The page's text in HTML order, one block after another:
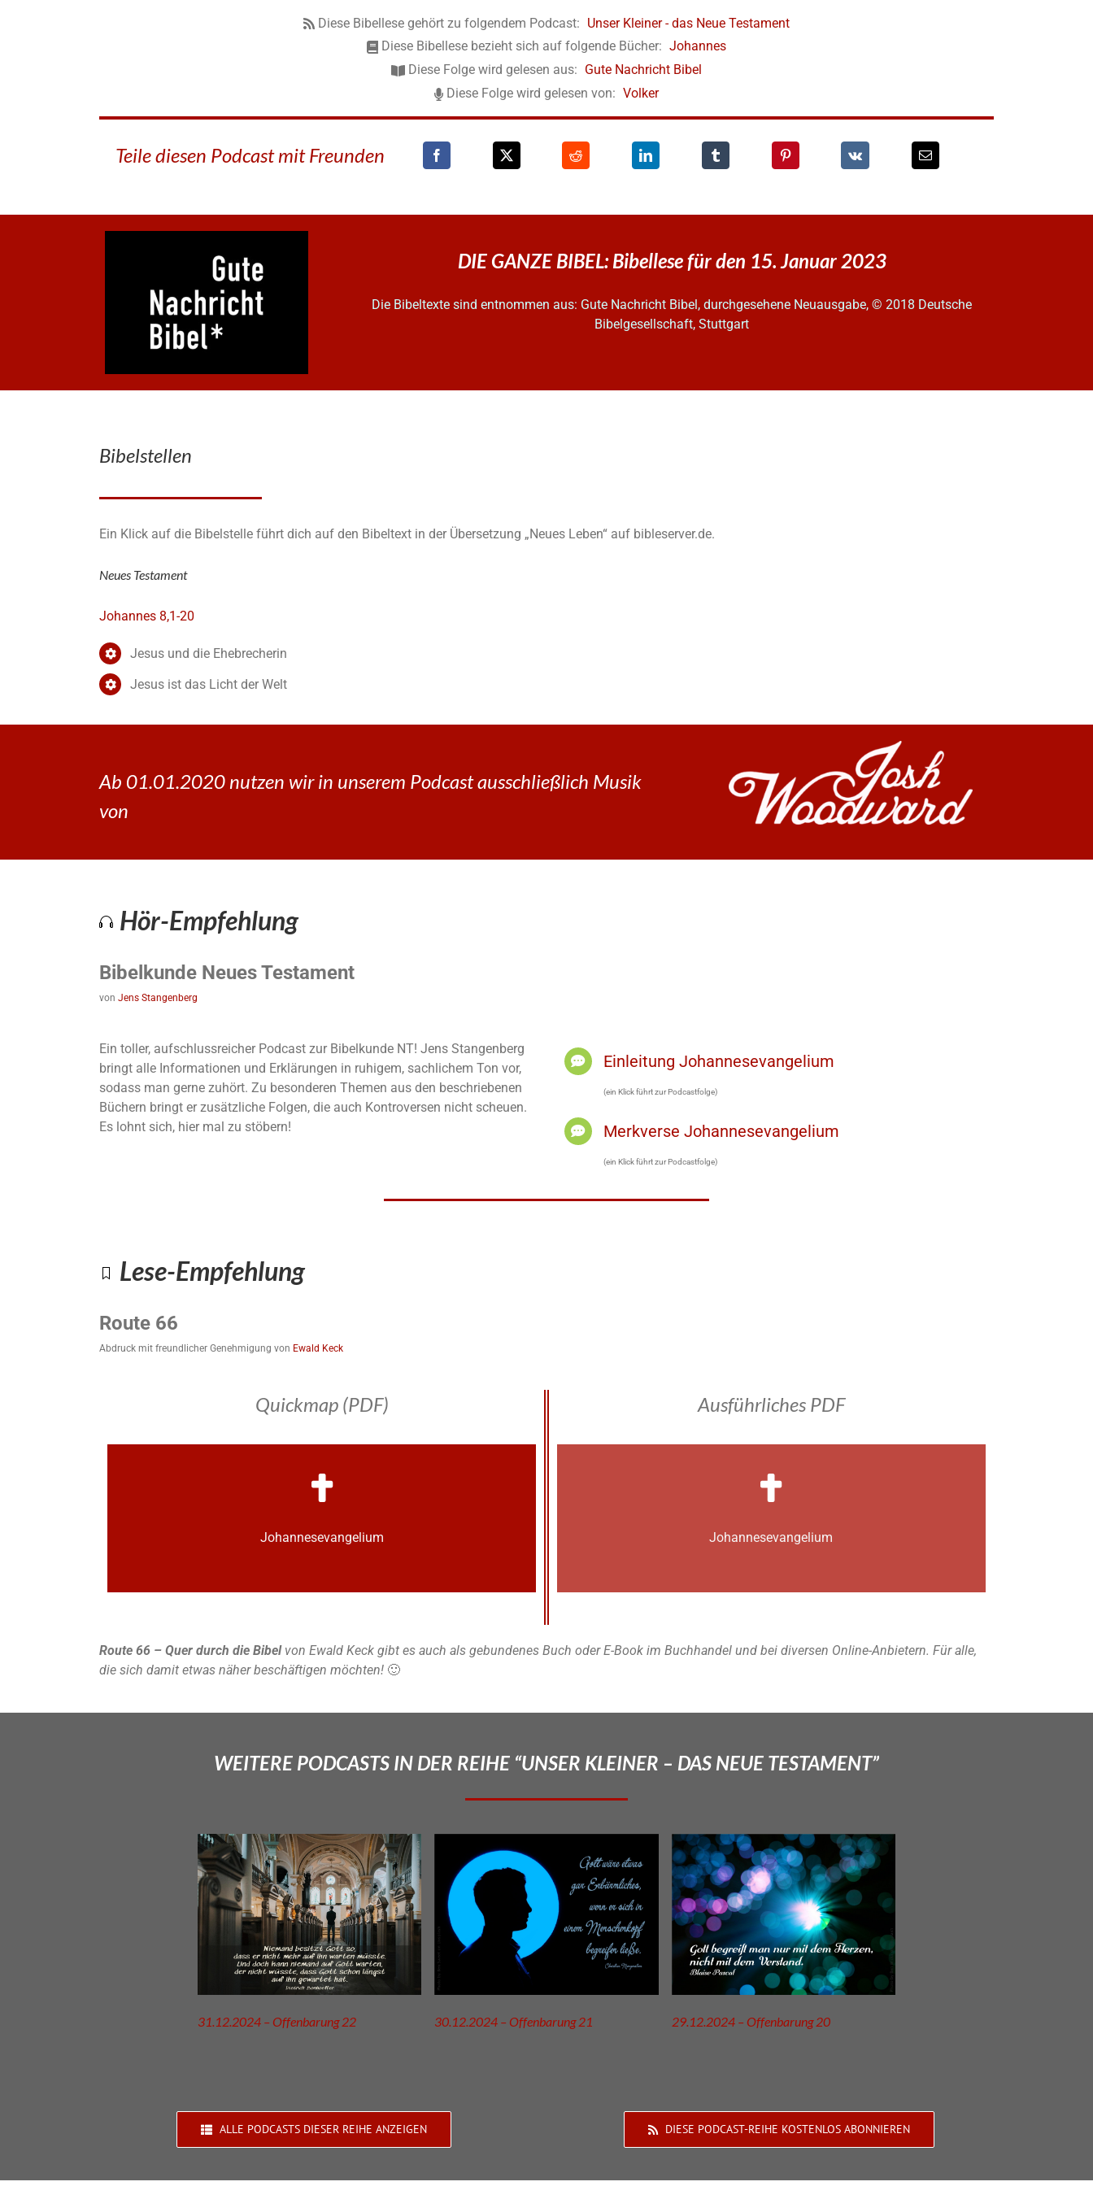
Diese Bibellese gehört zu folgendem Podcast: Unser Kleiner - das Neue Testament
Diese Bibellese bezieht sich auf folgende Bücher: Johannes
Diese Folge wird gelesen aus: Gute Nachricht Bibel
Diese Folge wird gelesen von: Volker
Teile diesen Podcast mit Freunden
DIE GANZE BIBEL: Bibellese für den 15. Januar 2023
Die Bibeltexte sind entnommen aus: Gute Nachricht Bibel, durchgesehene Neuausgabe, © 2018 Deutsche
Bibelgesellschaft, Stuttgart
Bibelstellen
Ein Klick auf die Bibelstelle führt dich auf den Bibeltext in der Übersetzung „Neues Leben“ auf bibleserver.de.
Neues Testament
Johannes 8,1-20
Jesus und die Ehebrecherin
Jesus ist das Licht der Welt
Ab 01.01.2020 nutzen wir in unserem Podcast ausschließlich Musik
von
Hör-Empfehlung
Bibelkunde Neues Testament
von Jens Stangenberg
Ein toller, aufschlussreicher Podcast zur Bibelkunde NT! Jens Stangenberg
bringt alle Informationen und Erklärungen in ruhigem, sachlichem Ton vor,
sodass man gerne zuhört. Zu besonderen Themen aus den beschriebenen
Büchern bringt er zusätzliche Folgen, die auch Kontroversen nicht scheuen.
Es lohnt sich, hier mal zu stöbern!
Einleitung Johannesevangelium
(ein Klick führt zur Podcastfolge)
Merkverse Johannesevangelium
(ein Klick führt zur Podcastfolge)
Lese-Empfehlung
Route 66
Abdruck mit freundlicher Genehmigung von Ewald Keck
Quickmap (PDF)
Johannes­­evangelium
Ausführliches PDF
Johannes­­evangelium
Route 66 – Quer durch die Bibel von Ewald Keck gibt es auch als gebundenes Buch oder E-Book im Buchhandel und bei diversen Online-Anbietern. Für alle,
die sich damit etwas näher beschäftigen möchten! 🙂
WEITERE PODCASTS IN DER REIHE “UNSER KLEINER – DAS NEUE TESTAMENT”
31.12.2024 – Offenbarung 22 30.12.2024 – Offenbarung 21 29.12.2024 – Offenbarung 20
ALLE PODCASTS DIESER REIHE ANZEIGEN DIESE PODCAST-REIHE KOSTENLOS ABONNIEREN